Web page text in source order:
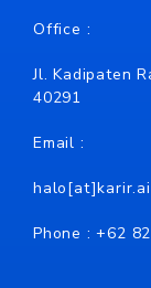
Office :
Jl. Kadipaten
40291
Email :
halo[at]karir.ai
Phone : +62